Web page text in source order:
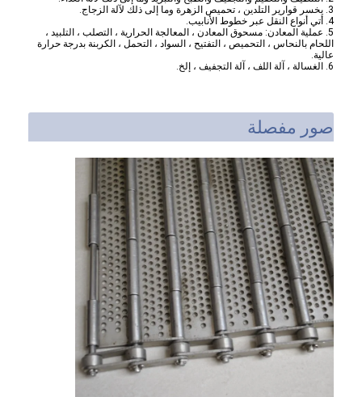
حزام النقل على شكل قرص العسل
لوحة سلسلة ناقل
حزام شبكة سلسلة
سيور نقل الفرن
3. يخسر قوارير التلدين ، تحميص الزهرة وما إلى ذلك لآلة الزجاج.
4. أتي أنواع النقل عبر خطوط الأنابيب.
5. عملية المعادن: مسحوق المعادن ، المعالجة الحرارية ، التصلب ، التلبيد ،
اللحام بالنحاس ، التحميص ، التفتيح ، السواد ، التحمل ، الكربنة بدرجة حرارة
عالية.
6. الغسالة ، آلة اللف ، آلة التجفيف ، إلخ.
صور مفصلة